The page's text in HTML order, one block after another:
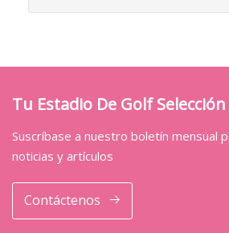
Tu Estadio De Golf
Suscríbase a nuestro boletín mensual
noticias y artículos
Contáctenos